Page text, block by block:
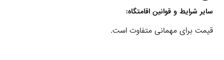
سایر شرایط و قوانین اقامتگاه:
قیمت برای مهمانی متفاوت است.